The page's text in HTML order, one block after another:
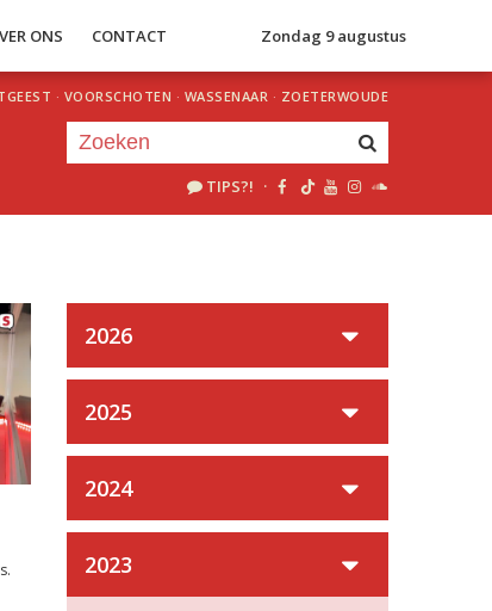
ONS CONTACT Zondag 9 augustus
· VOORSCHOTEN · WASSENAAR · ZOETERWOUDE
TIPS?! ·
2026
2025
2024
2023